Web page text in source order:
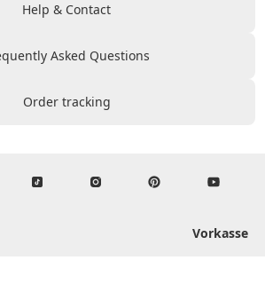
Help & Contact
Asked Questions
Order tracking
Vorkasse